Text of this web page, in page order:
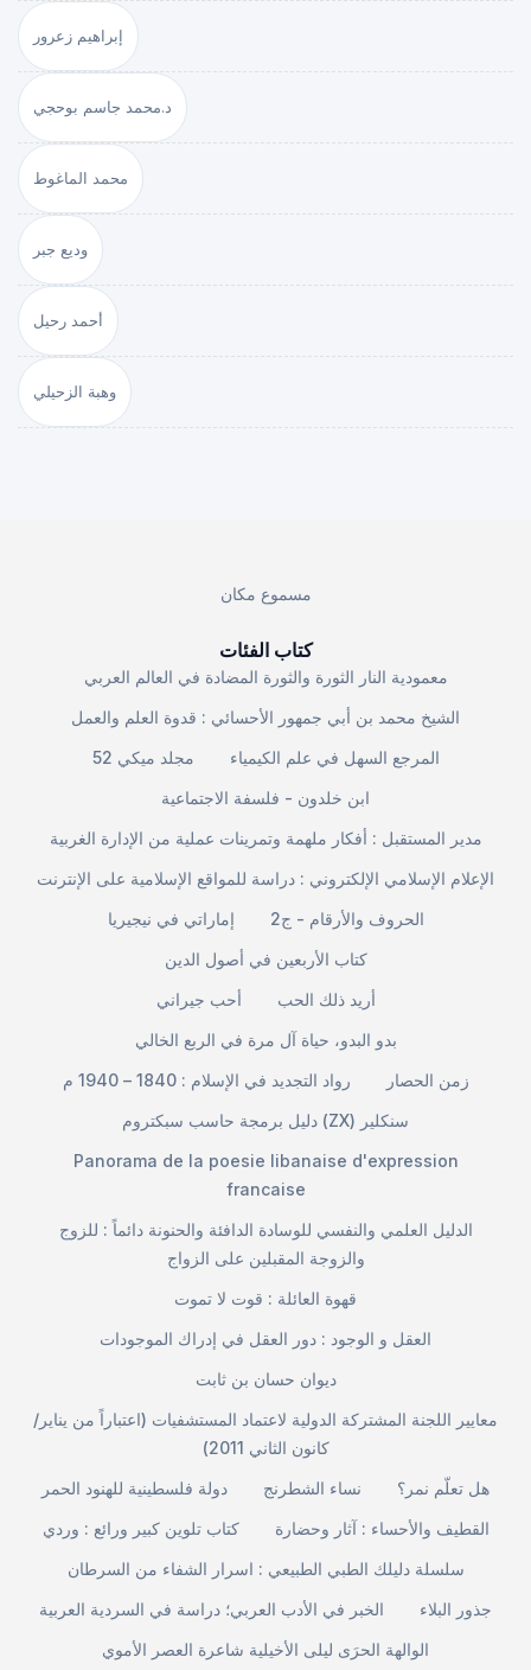
إبراهيم زعرور
د.محمد جاسم بوحجي
محمد الماغوط
وديع جبر
أحمد رحيل
وهبة الزحيلي
مسموع مكان
كتاب الفئات
معمودية النار الثورة والثورة المضادة في العالم العربي
الشيخ محمد بن أبي جمهور الأحسائي : قدوة العلم والعمل
مجلد ميكي 52
المرجع السهل في علم الكيمياء
ابن خلدون - فلسفة الاجتماعية
مدير المستقبل : أفكار ملهمة وتمرينات عملية من الإدارة الغربية
الإعلام الإسلامي الإلكتروني : دراسة للمواقع الإسلامية على الإنترنت
إماراتي في نيجيريا
الحروف والأرقام - ج2
كتاب الأربعين في أصول الدين
أحب جيراني
أريد ذلك الحب
بدو البدو، حياة آل مرة في الربع الخالي
رواد التجديد في الإسلام : 1840 – 1940 م
زمن الحصار
دليل برمجة حاسب سبكتروم (ZX) سنكلير
Panorama de la poesie libanaise d'expression
francaise
الدليل العلمي والنفسي للوسادة الدافئة والحنونة دائماً : للزوج
والزوجة المقبلين على الزواج
قهوة العائلة : قوت لا تموت
العقل و الوجود : دور العقل في إدراك الموجودات
ديوان حسان بن ثابت
معايير اللجنة المشتركة الدولية لاعتماد المستشفيات (اعتباراً من يناير/
كانون الثاني 2011)
دولة فلسطينية للهنود الحمر
نساء الشطرنج
هل تعلّم نمر؟
كتاب تلوين كبير ورائع : وردي
القطيف والأحساء : آثار وحضارة
سلسلة دليلك الطبي الطبيعي : اسرار الشفاء من السرطان
الخبر في الأدب العربي؛ دراسة في السردية العربية
جذور البلاء
الوالهة الحرَى ليلى الأخيلية شاعرة العصر الأموي